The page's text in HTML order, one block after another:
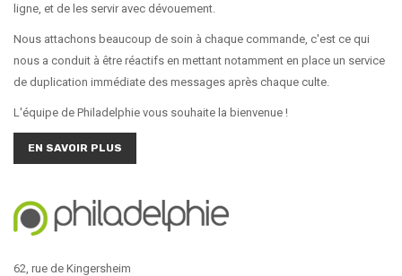
ligne, et de les servir avec dévouement.
Nous attachons beaucoup de soin à chaque commande, c'est ce qui
nous a conduit à être réactifs en mettant notamment en place un service
de duplication immédiate des messages après chaque culte.
L'équipe de Philadelphie vous souhaite la bienvenue !
EN SAVOIR PLUS
62, rue de Kingersheim